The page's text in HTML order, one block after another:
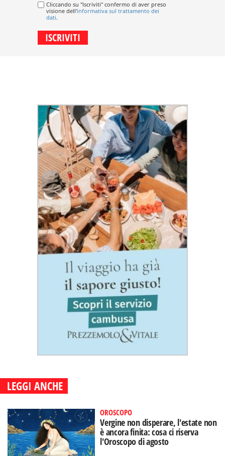
Cliccando su "Iscriviti" confermo di aver preso
visione dell'informativa sul trattamento dei
dati.
LEGGI ANCHE
OROSCOPO
Vergine non disperare, l'estate non
è ancora finita: cosa ci riserva
l'Oroscopo di agosto